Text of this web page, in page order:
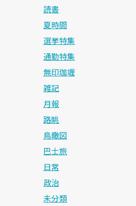
読書
夏時間
選挙特集
通勤特集
無印珈竰
雑記
月報
路眺
鳥瞰図
巴士旅
日常
政治
未分類